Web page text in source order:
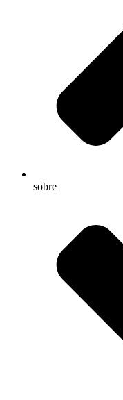
sobre